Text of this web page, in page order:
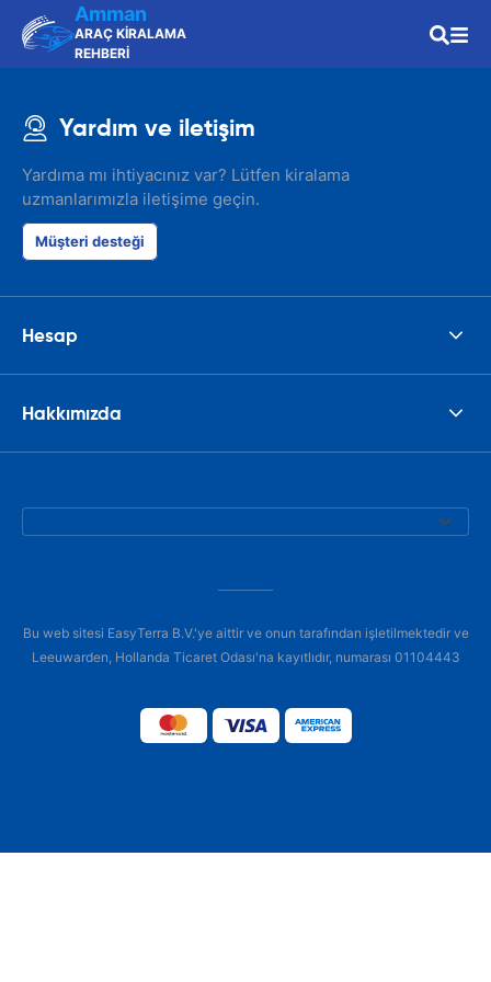
Amman
ARAÇ KİRALAMA
REHBERİ
Yardım ve iletişim
Yardıma mı ihtiyacınız var? Lütfen kiralama
uzmanlarımızla iletişime geçin.
Müşteri desteği
Hesap
Hakkımızda
Bu web sitesi EasyTerra B.V.'ye aittir ve onun tarafından işletilmektedir ve
Leeuwarden, Hollanda Ticaret Odası'na kayıtlıdır, numarası 01104443